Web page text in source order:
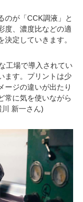
のが「CCK調液」と
度、濃度比などの適
定していきます。
工場で導入されてい
ます。プリントは少
ージの違いが出たり
常に気を使いながら
新一さん)